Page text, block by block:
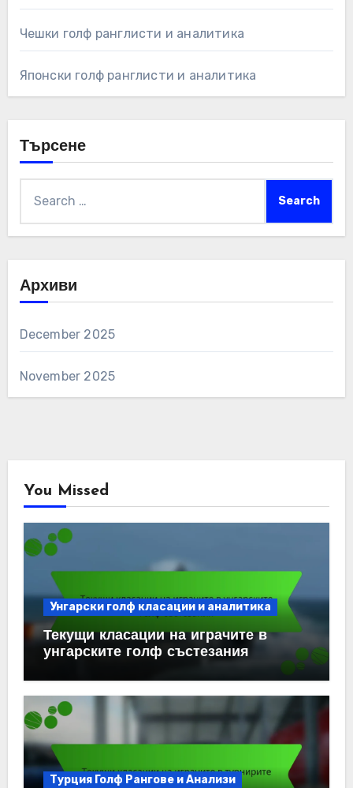
Чешки голф ранглисти и аналитика
Японски голф ранглисти и аналитика
Търсене
for:
Архиви
December 2025
November 2025
You Missed
Унгарски голф класации и аналитика
Текущи класации на играчите в
унгарските голф състезания
Турция Голф Рангове и Анализи